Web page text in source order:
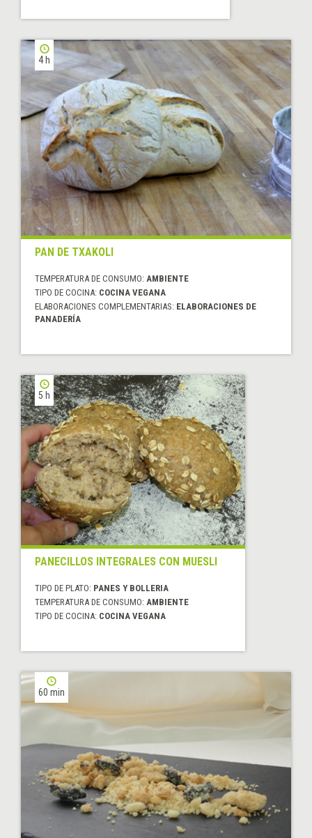
4 h
PAN DE TXAKOLI
TEMPERATURA DE CONSUMO: AMBIENTE
TIPO DE COCINA: COCINA VEGANA
ELABORACIONES COMPLEMENTARIAS: ELABORACIONES DE
PANADERÍA
5 h
PANECILLOS INTEGRALES CON MUESLI
TIPO DE PLATO: PANES Y BOLLERIA
TEMPERATURA DE CONSUMO: AMBIENTE
TIPO DE COCINA: COCINA VEGANA
60 min